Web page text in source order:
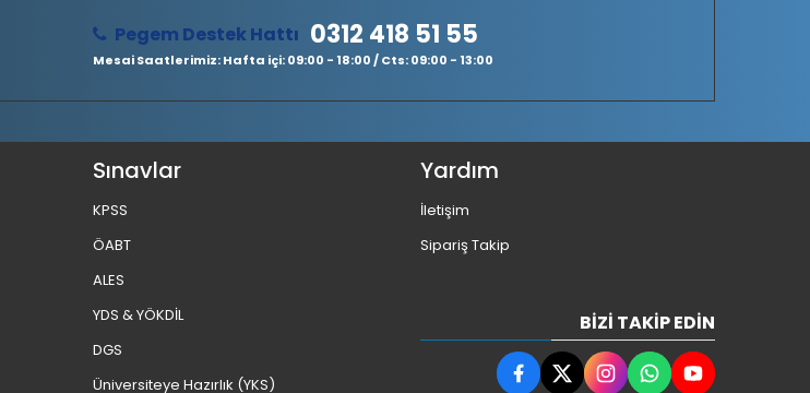
Pegem Destek Hattı 0312 418 51 55
Mesai Saatlerimiz: Hafta içi: 09:00 - 18:00 / Cts: 09:00 - 13:00
Sınavlar
KPSS
ÖABT
ALES
YDS & YÖKDİL
DGS
Üniversiteye Hazırlık (YKS)
Yardım
İletişim
Sipariş Takip
BIZI TAKIP EDIN